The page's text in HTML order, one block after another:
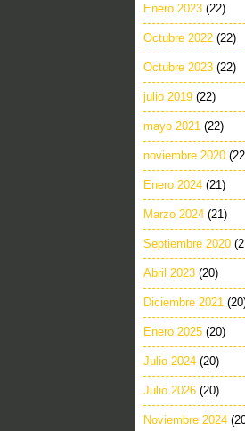
Enero 2023 (22)
Octubre 2022 (22)
Octubre 2023 (22)
julio 2019 (22)
mayo 2021 (22)
noviembre 2020
Enero 2024 (21)
Marzo 2024 (21)
Septiembre 2020
Abril 2023 (20)
Diciembre 2021
Enero 2025 (20)
Julio 2024 (20)
Julio 2026 (20)
Noviembre 2024